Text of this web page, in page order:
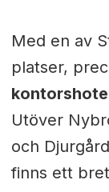
Med en av
platser,
Utöver
och
finns ett